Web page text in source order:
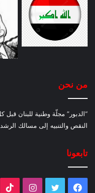
من نحن
“الدبور” مجلّة وطنية للبنان قبل
النقص والتنبيه إلى مسالك
تابعونا
فيسبوك تويتر انستقرام